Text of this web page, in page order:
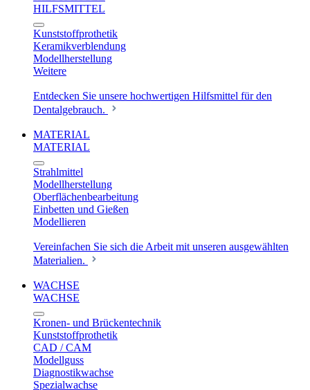
HILFSMITTEL
Kunststoffprothetik
Keramikverblendung
Modellherstellung
Weitere
Entdecken Sie unsere hochwertigen Hilfsmittel für den
Dentalgebrauch.
MATERIAL
MATERIAL
Strahlmittel
Modellherstellung
Oberflächenbearbeitung
Einbetten und Gießen
Modellieren
Vereinfachen Sie sich die Arbeit mit unseren ausgewählten
Materialien.
WACHSE
WACHSE
Kronen- und Brückentechnik
Kunststoffprothetik
CAD / CAM
Modellguss
Diagnostikwachse
Spezialwachse